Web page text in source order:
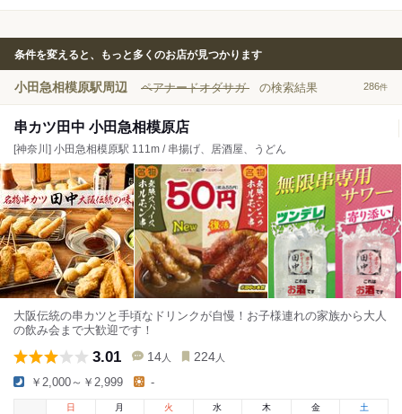
条件を変えると、もっと多くのお店が見つかります
小田急相模原駅周辺 ペアナードオダサガ の検索結果 286件
串カツ田中 小田急相模原店
[神奈川] 小田急相模原駅 111m / 串揚げ、居酒屋、うどん
大阪伝統の串カツと手頃なドリンクが自慢！お子様連れの家族から大人
の飲み会まで大歓迎です！
3.01 14 人 224 人
￥2,000～￥2,999 -
日
月 火 水 木 金 土